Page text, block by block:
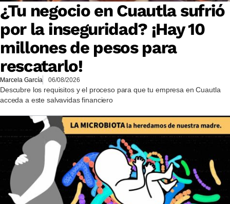
¿Tu negocio en Cuautla sufrió
por la inseguridad? ¡Hay 10
millones de pesos para
rescatarlo!
Marcela García 06/08/2026
Descubre los requisitos y el proceso para que tu empresa en Cuautla
acceda a este salvavidas financiero